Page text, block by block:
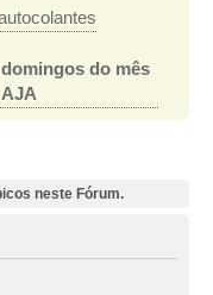
do mês
neste Fórum.